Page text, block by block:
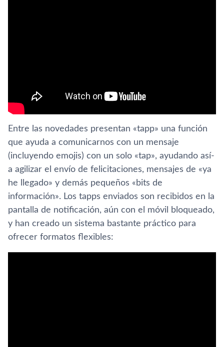
Entre las novedades presentan «tapp» una función
que ayuda a comunicarnos con un mensaje
(incluyendo emojis) con un solo «tap», ayudando así­
a agilizar el enví­o de felicitaciones, mensajes de «ya
he llegado» y demás pequeños «bits de
información». Los tapps enviados son recibidos en la
pantalla de notificación, aún con el móvil bloqueado,
y han creado un sistema bastante práctico para
ofrecer formatos flexibles: